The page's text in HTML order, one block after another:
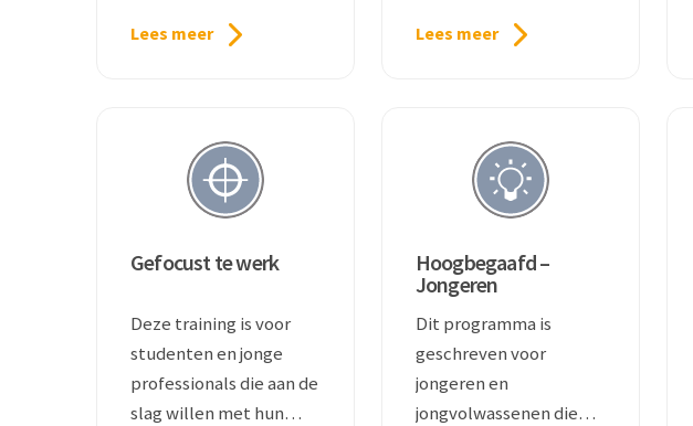
Lees meer Lees meer
Gefocust te werk
Deze training is voor
studenten en jonge
professionals die aan de
slag willen met hun
Hoogbegaafd –
Jongeren
Dit programma is
geschreven voor
jongeren en
jongvolwassenen die